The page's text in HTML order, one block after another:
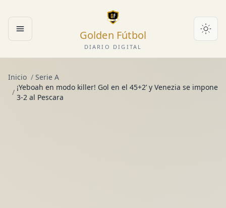
Abrir menú Golden Fútbol
DIARIO DIGITAL
Inicio / Serie A
/
¡Yeboah en modo killer! Gol en el 45+2’ y Venezia se impone
3-2 al Pescara